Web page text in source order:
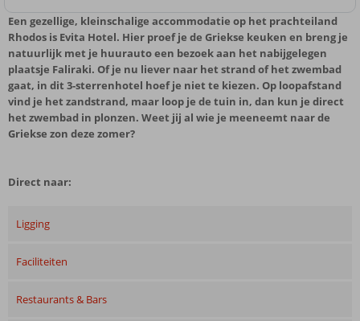
Een gezellige, kleinschalige accommodatie op het prachteiland
Rhodos is Evita Hotel. Hier proef je de Griekse keuken en breng je
natuurlijk met je huurauto een bezoek aan het nabijgelegen
plaatsje Faliraki. Of je nu liever naar het strand of het zwembad
gaat, in dit 3-sterrenhotel hoef je niet te kiezen. Op loopafstand
vind je het zandstrand, maar loop je de tuin in, dan kun je direct
het zwembad in plonzen. Weet jij al wie je meeneemt naar de
Griekse zon deze zomer?
Direct naar:
Ligging
Faciliteiten
Restaurants & Bars